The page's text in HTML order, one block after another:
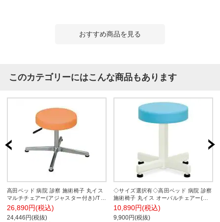
おすすめ商品を見る
このカテゴリーにはこんな商品もあります
高田ベッド 病院 診察 施術椅子 丸イス
マルチチェアー(アジャスター付き)/TB-
63-02
26,890円(税込)
24,446円(税抜)
◇サイズ選択有◇高田ベッド 病院 診察
施術椅子 丸イス オーバルチェアー(ア
ジャスター付き)/TB-557-02
10,890円(税込)
9,900円(税抜)